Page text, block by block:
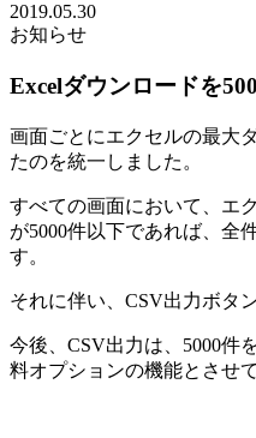
2019.05.30
お知らせ
Excelダウンロードを
画面ごとにエクセルの最大
たのを統一しました。
すべての画面において、エ
が5000件以下であれば、全
す。
それに伴い、CSV出力ボタ
今後、CSV出力は、5000件
料オプションの機能とさせ